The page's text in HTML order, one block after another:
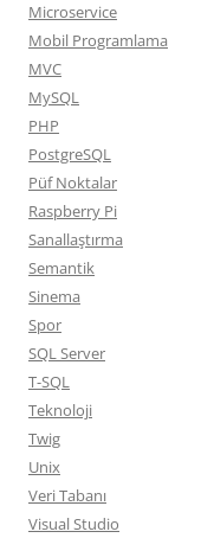
Microservice
Mobil Programlama
MVC
MySQL
PHP
PostgreSQL
Püf Noktalar
Raspberry Pi
Sanallaştırma
Semantik
Sinema
Spor
SQL Server
T-SQL
Teknoloji
Twig
Unix
Veri Tabanı
Visual Studio